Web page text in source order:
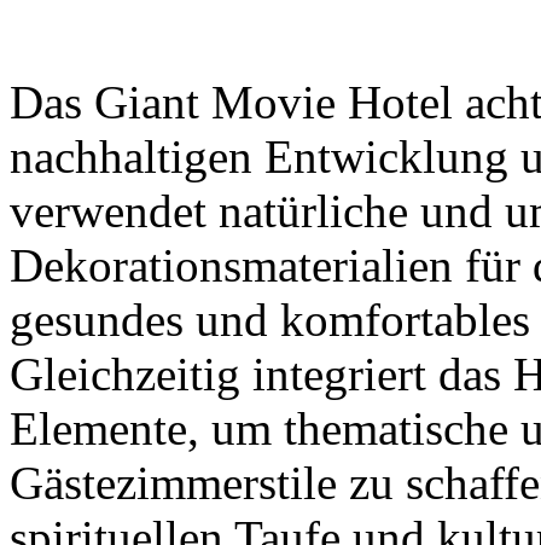
Das Giant Movie Hotel
nachhaltigen Entwicklung
verwendet natürliche und
Dekorationsmaterialien für
gesundes und
Gleichzeitig integriert das
Elemente, um thematische
Gästezimmerstile zu